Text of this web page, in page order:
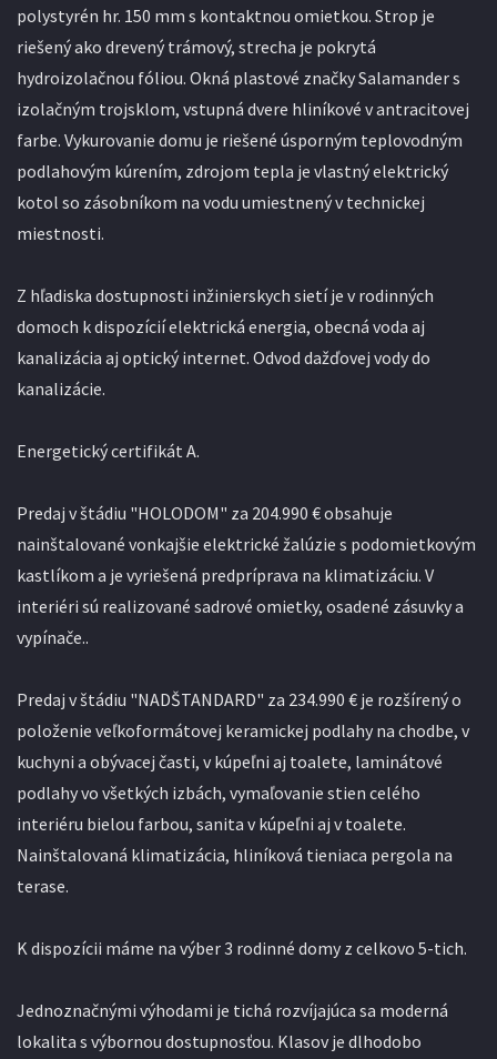
polystyrén hr. 150 mm s kontaktnou omietkou. Strop je
riešený ako drevený trámový, strecha je pokrytá
hydroizolačnou fóliou. Okná plastové značky Salamander s
izolačným trojsklom, vstupná dvere hliníkové v antracitovej
farbe. Vykurovanie domu je riešené úsporným teplovodným
podlahovým kúrením, zdrojom tepla je vlastný elektrický
kotol so zásobníkom na vodu umiestnený v technickej
miestnosti.
Z hľadiska dostupnosti inžinierskych sietí je v rodinných
domoch k dispozícií elektrická energia, obecná voda aj
kanalizácia aj optický internet. Odvod dažďovej vody do
kanalizácie.
Energetický certifikát A.
Predaj v štádiu "HOLODOM" za 204.990 € obsahuje
nainštalované vonkajšie elektrické žalúzie s podomietkovým
kastlíkom a je vyriešená predpríprava na klimatizáciu. V
interiéri sú realizované sadrové omietky, osadené zásuvky a
vypínače..
Predaj v štádiu "NADŠTANDARD" za 234.990 € je rozšírený o
položenie veľkoformátovej keramickej podlahy na chodbe, v
kuchyni a obývacej časti, v kúpeľni aj toalete, laminátové
podlahy vo všetkých izbách, vymaľovanie stien celého
interiéru bielou farbou, sanita v kúpeľni aj v toalete.
Nainštalovaná klimatizácia, hliníková tieniaca pergola na
terase.
K dispozícii máme na výber 3 rodinné domy z celkovo 5-tich.
Jednoznačnými výhodami je tichá rozvíjajúca sa moderná
lokalita s výbornou dostupnosťou. Klasov je dlhodobo